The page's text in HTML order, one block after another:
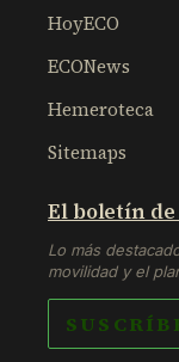
HoyECO
ECONews
Hemeroteca
Sitemaps
El boletín
Lo más
movilidad y el